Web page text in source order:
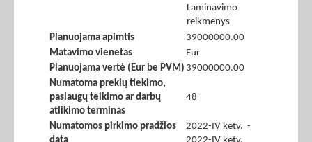
Laminavimo
reikmenys
Planuojama apimtis
39000000.00
Matavimo vienetas
Eur
Planuojama vertė (Eur be PVM) 39000000.00
Numatoma prekių tiekimo,
paslaugų teikimo ar darbų
atlikimo terminas
48
Numatomos pirkimo pradžios
2022-IV ketv. -